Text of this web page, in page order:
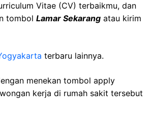
Vitae (CV) terbaikmu, dan
tombol Lamar Sekarang atau kirim
terbaru lainnya.
menekan tombol apply
kerja di rumah sakit tersebut